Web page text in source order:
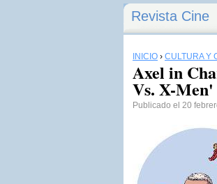
Revista Cine
INICIO › CULTURA Y
Axel in
Vs. X-Men'
Publicado el 20